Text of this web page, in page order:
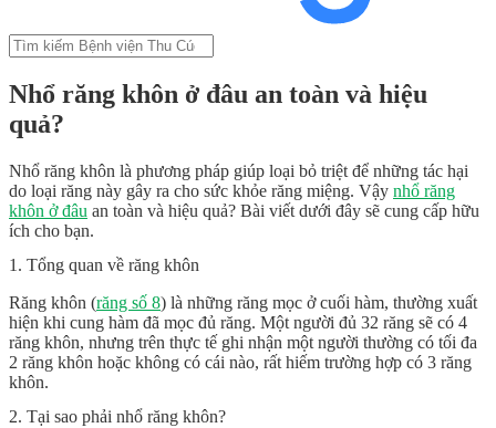
Nhổ răng khôn ở đâu an toàn và hiệu
quả?
Nhổ răng khôn là phương pháp giúp loại bỏ triệt để những tác hại
do loại răng này gây ra cho sức khỏe răng miệng. Vậy nhổ răng
khôn ở đâu an toàn và hiệu quả? Bài viết dưới đây sẽ cung cấp hữu
ích cho bạn.
1. Tổng quan về răng khôn
Răng khôn (răng số 8) là những răng mọc ở cuối hàm, thường xuất
hiện khi cung hàm đã mọc đủ răng. Một người đủ 32 răng sẽ có 4
răng khôn, nhưng trên thực tế ghi nhận một người thường có tối đa
2 răng khôn hoặc không có cái nào, rất hiếm trường hợp có 3 răng
khôn.
2. Tại sao phải nhổ răng khôn?